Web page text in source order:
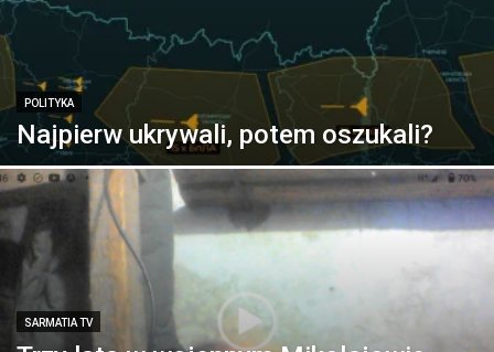
POLITYKA
Najpierw ukrywali, potem oszukali?
SARMATIA TV